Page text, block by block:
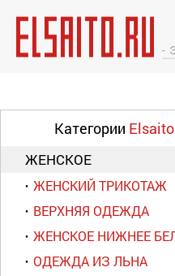
-
Категории Elsaito
ЖЕНСКОЕ
ЖЕНСКИЙ ТРИКОТАЖ
ВЕРХНЯЯ ОДЕЖДА
ЖЕНСКОЕ НИЖНЕЕ
ОДЕЖДА ИЗ ЛЬНА